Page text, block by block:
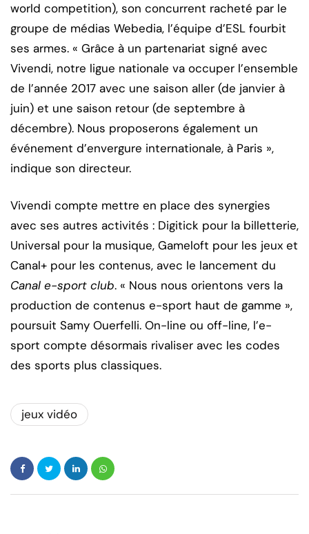
world competition), son concurrent racheté par le
groupe de médias Webedia, l’équipe d’ESL fourbit
ses armes. « Grâce à un partenariat signé avec
Vivendi, notre ligue nationale va occuper l’ensemble
de l’année 2017 avec une saison aller (de janvier à
juin) et une saison retour (de septembre à
décembre). Nous proposerons également un
événement d’envergure internationale, à Paris »,
indique son directeur.
Vivendi compte mettre en place des synergies
avec ses autres activités : Digitick pour la billetterie,
Universal pour la musique, Gameloft pour les jeux et
Canal+ pour les contenus, avec le lancement du
Canal e-sport club. « Nous nous orientons vers la
production de contenus e-sport haut de gamme »,
poursuit Samy Ouerfelli. On-line ou off-line, l’e-
sport compte désormais rivaliser avec les codes
des sports plus classiques.
jeux vidéo